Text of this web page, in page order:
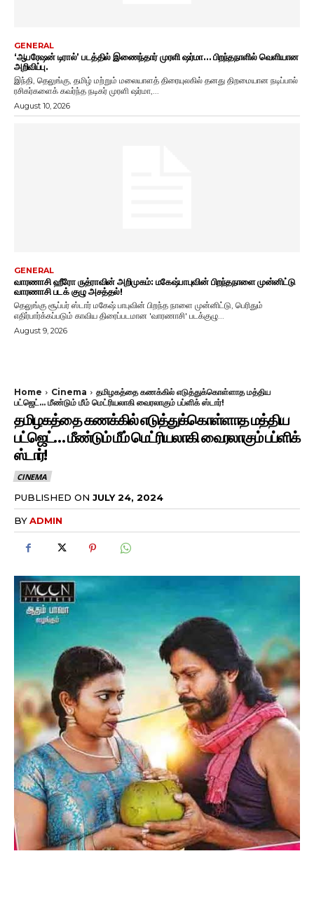
GENERAL
‘ஆபரேஷன் டிரால்’ படத்தில் இணைந்தார் முரளி ஷர்மா… பிறந்தநாளில் வெளியான
அறிவிப்பு.
இந்தி, தெலுங்கு, தமிழ் மற்றும் மலையாளத் திரையுலகில் தனது திறமையான நடிப்பால்
ரசிகர்களைக் கவர்ந்த நடிகர் முரளி ஷர்மா,...
August 10, 2026
GENERAL
வாரணாசி ஹீரோ ருத்ராவின் அறிமுகம்: மகேஷ்பாபுவின் பிறந்தநாளை முன்னிட்டு
வாரணாசி படக் குழு அசத்தல்!
தெலுங்கு சூப்பர் ஸ்டார் மகேஷ் பாபுவின் பிறந்த நாளை முன்னிட்டு, பெரிதும்
எதிர்பார்க்கப்படும் காவிய திரைப்படமான 'வாரணாசி' படக்குழு...
August 9, 2026